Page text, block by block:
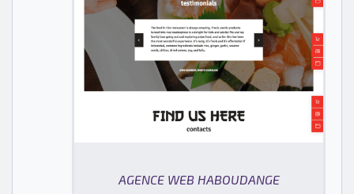
AGENCE WEB HABOUDANGE